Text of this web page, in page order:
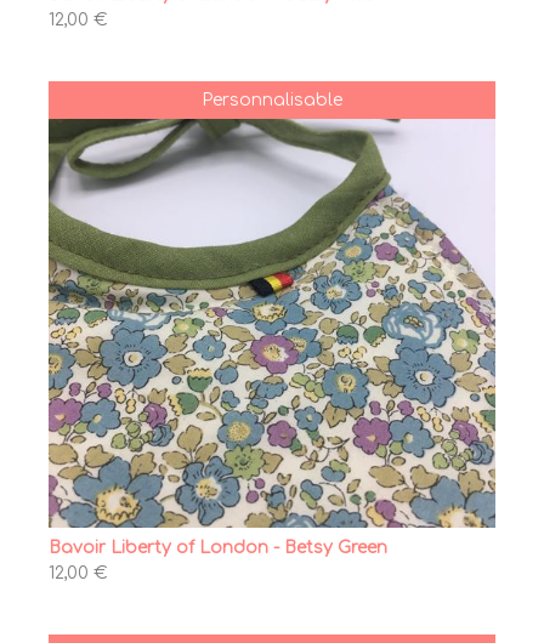
12,00 €
Personnalisable
Bavoir Liberty of London - Betsy Green
12,00 €